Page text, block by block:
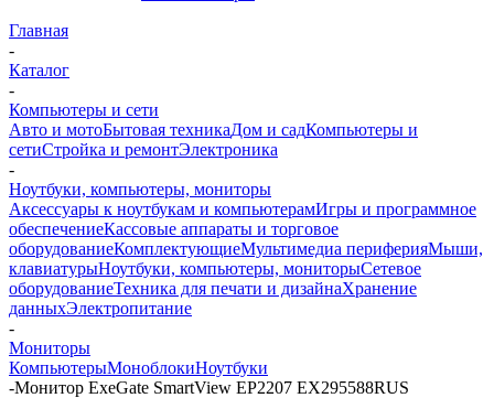
Главная
-
Каталог
-
Компьютеры и сети
Авто и мотоБытовая техникаДом и садКомпьютеры и
сетиСтройка и ремонтЭлектроника
-
Ноутбуки, компьютеры, мониторы
Аксессуары к ноутбукам и компьютерамИгры и программное
обеспечениеКассовые аппараты и торговое
оборудованиеКомплектующиеМультимедиа периферияМыши,
клавиатурыНоутбуки, компьютеры, мониторыСетевое
оборудованиеТехника для печати и дизайнаХранение
данныхЭлектропитание
-
Мониторы
КомпьютерыМоноблокиНоутбуки
-Монитор ExeGate SmartView EP2207 EX295588RUS